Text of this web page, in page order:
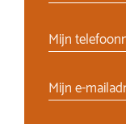
Mijn
Mijn e-